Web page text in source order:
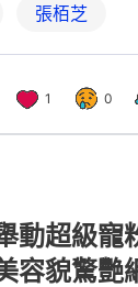
張栢芝
1 0
動超級
容貌驚艷